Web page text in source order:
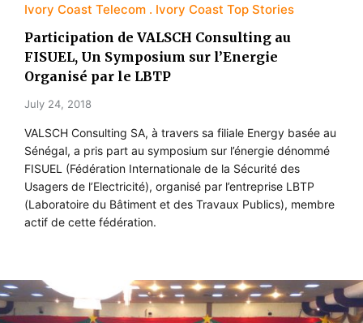
Ivory Coast Telecom
Ivory Coast Top Stories
Participation de VALSCH Consulting au
FISUEL, Un Symposium sur l’Energie
Organisé par le LBTP
July 24, 2018
VALSCH Consulting SA, à travers sa filiale Energy basée au
Sénégal, a pris part au symposium sur l’énergie dénommé
FISUEL (Fédération Internationale de la Sécurité des
Usagers de l’Electricité), organisé par l’entreprise LBTP
(Laboratoire du Bâtiment et des Travaux Publics), membre
actif de cette fédération.